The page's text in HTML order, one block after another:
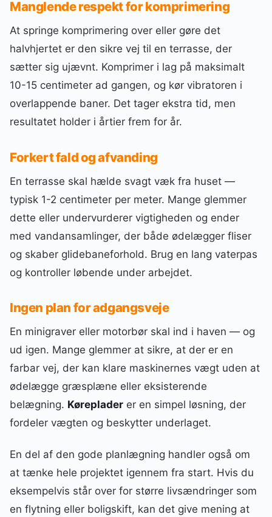
Manglende respekt for komprimering
At springe komprimering over eller gøre det
halvhjertet er den sikre vej til en terrasse, der
sætter sig ujævnt. Komprimer i lag på maksimalt
10-15 centimeter ad gangen, og kør vibratoren i
overlappende baner. Det tager ekstra tid, men
resultatet holder i årtier frem for år.
Forkert fald og afvanding
En terrasse skal hælde svagt væk fra huset —
typisk 1-2 centimeter per meter. Mange glemmer
dette eller undervurderer vigtigheden og ender
med vandansamlinger, der både ødelægger fliser
og skaber glidebaneforhold. Brug en lang vaterpas
og kontroller løbende under arbejdet.
Ingen plan for adgangsveje
En minigraver eller motorbør skal ind i haven — og
ud igen. Mange glemmer at sikre, at der er en
farbar vej, der kan klare maskinernes vægt uden at
ødelægge græsplæne eller eksisterende
belægning. Køreplader er en simpel løsning, der
fordeler vægten og beskytter underlaget.
En del af den gode planlægning handler også om
at tænke hele projektet igennem fra start. Hvis du
eksempelvis står over for større livsændringer som
en flytning eller boligskift, kan det give mening at